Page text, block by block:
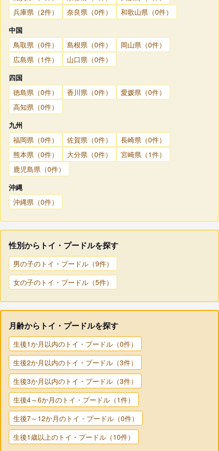
兵庫県（2件）
奈良県（0件）
和歌山県（0件）
中国
鳥取県（0件）
島根県（0件）
岡山県（0件）
広島県（1件）
山口県（0件）
四国
徳島県（0件）
香川県（0件）
愛媛県（0件）
高知県（0件）
九州
福岡県（0件）
佐賀県（0件）
長崎県（0件）
熊本県（0件）
大分県（0件）
宮崎県（1件）
鹿児島県（0件）
沖縄
沖縄県（0件）
性別からトイ・プードルを探す
男の子のトイ・プードル（9件）
女の子のトイ・プードル（5件）
月齢からトイ・プードルを探す
生後1か月以内のトイ・プードル（0件）
生後2か月以内のトイ・プードル（3件）
生後3か月以内のトイ・プードル（3件）
生後4～6か月のトイ・プードル（1件）
生後7～12か月のトイ・プードル（0件）
生後1歳以上のトイ・プードル（10件）